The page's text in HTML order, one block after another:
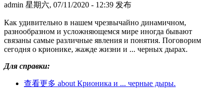
admin 星期六, 07/11/2020 - 12:39 发布
Как удивительно в нашем чрезвычайно динамичном,
разнообразном и усложняющемся мире иногда бывают
связаны самые различные явления и понятия. Поговорим
сегодня о крионике, жажде жизни и ... черных дырах.
Для справки:
查看更多 about Крионика и ... черные дыры.